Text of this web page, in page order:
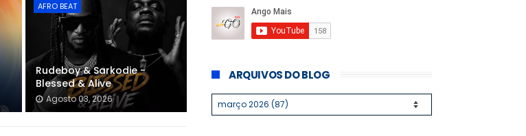
AFRO BEAT
Rudeboy & Sarkodie -
Blessed & Alive
Agosto 03, 2026
ARQUIVOS DO BLOG